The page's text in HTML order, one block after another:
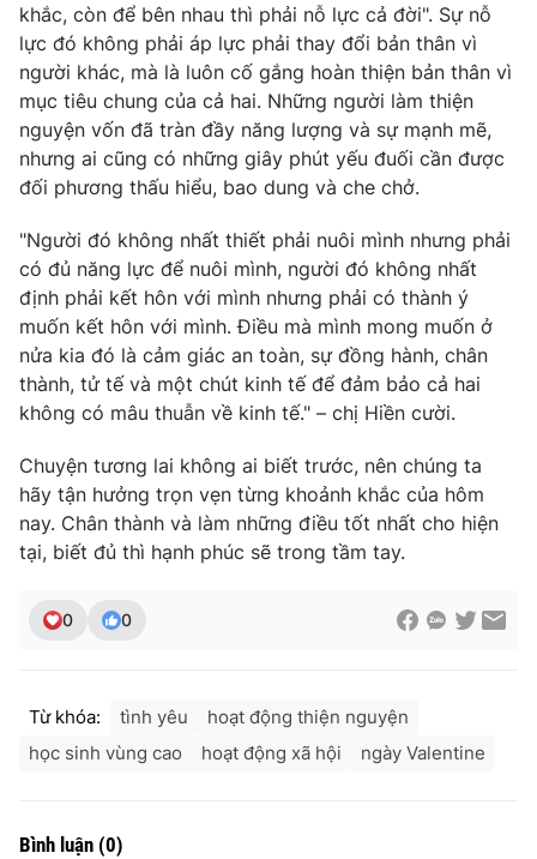
khắc, còn để bên nhau thì phải nỗ lực cả đời". Sự nỗ
lực đó không phải áp lực phải thay đổi bản thân vì
người khác, mà là luôn cố gắng hoàn thiện bản thân vì
mục tiêu chung của cả hai. Những người làm thiện
nguyện vốn đã tràn đầy năng lượng và sự mạnh mẽ,
nhưng ai cũng có những giây phút yếu đuối cần được
đối phương thấu hiểu, bao dung và che chở.
"Người đó không nhất thiết phải nuôi mình nhưng phải
có đủ năng lực để nuôi mình, người đó không nhất
định phải kết hôn với mình nhưng phải có thành ý
muốn kết hôn với mình. Điều mà mình mong muốn ở
nửa kia đó là cảm giác an toàn, sự đồng hành, chân
thành, tử tế và một chút kinh tế để đảm bảo cả hai
không có mâu thuẫn về kinh tế." – chị Hiền cười.
Chuyện tương lai không ai biết trước, nên chúng ta
hãy tận hưởng trọn vẹn từng khoảnh khắc của hôm
nay. Chân thành và làm những điều tốt nhất cho hiện
tại, biết đủ thì hạnh phúc sẽ trong tầm tay.
0 0
Từ khóa: tình yêu
hoạt động thiện nguyện
học sinh vùng cao
hoạt động xã hội ngày Valentine
Bình luận (0)